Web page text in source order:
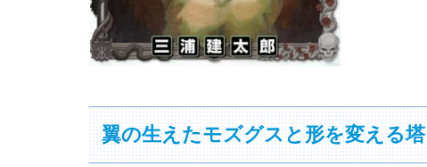
翼の生えたモズグスと形を変える塔